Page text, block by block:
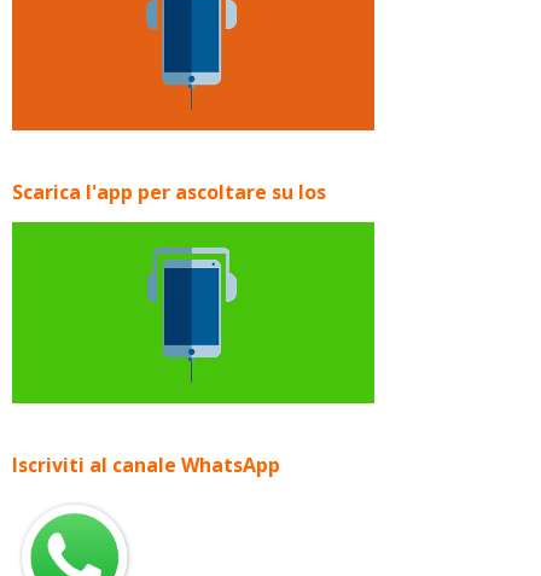
Scarica l'app per ascoltare su Ios
Iscriviti al canale WhatsApp